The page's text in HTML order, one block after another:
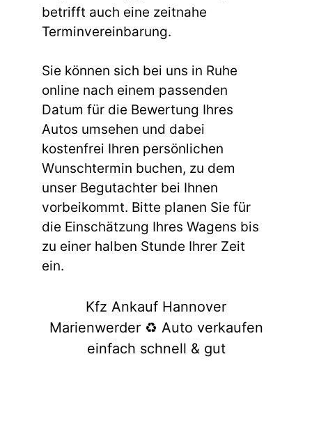
betrifft auch eine zeitnahe
Terminvereinbarung.
Sie können sich bei uns in Ruhe
online nach einem passenden
Datum für die Bewertung Ihres
Autos umsehen und dabei
kostenfrei Ihren persönlichen
Wunschtermin buchen, zu dem
unser Begutachter bei Ihnen
vorbeikommt. Bitte planen Sie für
die Einschätzung Ihres Wagens bis
zu einer halben Stunde Ihrer Zeit
ein.
Kfz Ankauf Hannover
Marienwerder ♻️ Auto verkaufen
einfach schnell & gut